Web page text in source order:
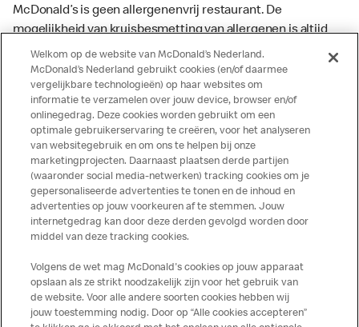
McDonald’s is geen allergenenvrij restaurant. De
mogelijkheid van kruisbesmetting van allergenen is altijd
aanwezig. McDonald’s kan zodoende niet garanderen dat
haar producten geen sporen van allergenen bevatten.
McDonald’s aanvaardt daarom geen aansprakelijkheid
indien een gast als gevolg van het binnenkrijgen van (een
spoor van) een allergeen lichamelijke klachten krijgt. Alle
producten kunnen sporen bevatten van dierlijke
ingrediënten. McDonald’s streeft er naar om de
voedingswaarde- en allergeneninformatie altijd up to date
te houden. De verstrekte informatie is alleen van
toepassing op de in Nederland verkochte producten. Voor
meer informatie over voedingswaarden en allergenen kijk
op de McDonald's website of in de McDonald’s App.
Publicatiefouten voorbehouden.
Welkom op de website van McDonald’s Nederland.
McDonald’s Nederland gebruikt cookies (en/of daarmee
vergelijkbare technologieën) op haar websites om
informatie te verzamelen over jouw device, browser en/of
onlinegedrag. Deze cookies worden gebruikt om een
optimale gebruikerservaring te creëren, voor het analyseren
van websitegebruik en om ons te helpen bij onze
marketingprojecten. Daarnaast plaatsen derde partijen
(waaronder social media-netwerken) tracking cookies om je
gepersonaliseerde advertenties te tonen en de inhoud en
advertenties op jouw voorkeuren af te stemmen. Jouw
internetgedrag kan door deze derden gevolgd worden door
middel van deze tracking cookies.
Volgens de wet mag McDonald's cookies op jouw apparaat
opslaan als ze strikt noodzakelijk zijn voor het gebruik van
de website. Voor alle andere soorten cookies hebben wij
jouw toestemming nodig. Door op “Alle cookies accepteren”